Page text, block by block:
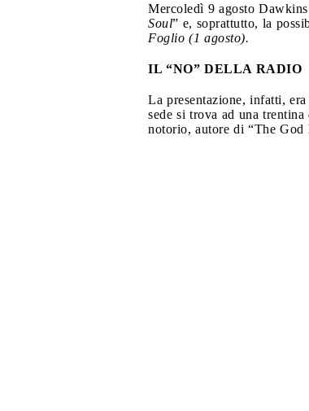
Mercoledì 9 agosto
Soul” e, soprattutto, la
Foglio (1 agosto).
IL “NO” DELLA RADIO
La presentazione, infatti,
sede si trova ad una
notorio, autore di “The God